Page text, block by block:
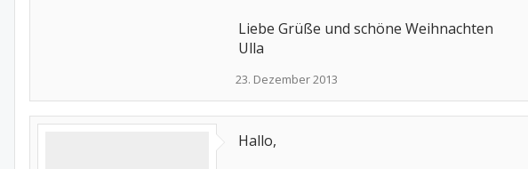
Liebe Grüße und schöne Weihnachten
Ulla
23. Dezember 2013
Hallo,